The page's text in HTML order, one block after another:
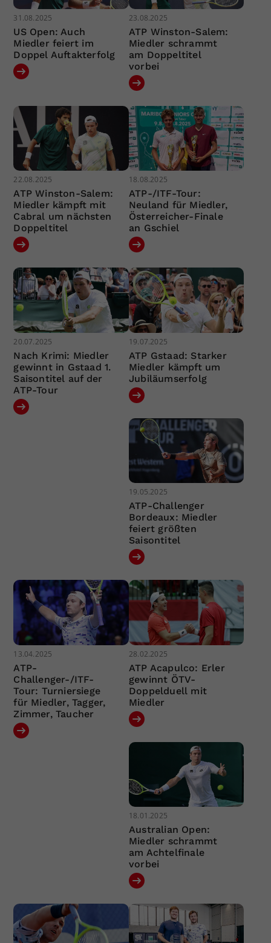
31.08.2025
US Open: Auch
Miedler feiert im
Doppel Auftakterfolg
23.08.2025
ATP Winston-Salem:
Miedler schrammt
am Doppeltitel
vorbei
22.08.2025
ATP Winston-Salem:
Miedler kämpft mit
Cabral um nächsten
Doppeltitel
18.08.2025
ATP-/ITF-Tour:
Neuland für Miedler,
Österreicher-Finale
an Gschiel
20.07.2025
Nach Krimi: Miedler
gewinnt in Gstaad 1.
Saisontitel auf der
ATP-Tour
19.07.2025
ATP Gstaad: Starker
Miedler kämpft um
Jubiläumserfolg
19.05.2025
ATP-Challenger
Bordeaux: Miedler
feiert größten
Saisontitel
13.04.2025
ATP-
Challenger-/ITF-
Tour: Turniersiege
für Miedler, Tagger,
Zimmer, Taucher
28.02.2025
ATP Acapulco: Erler
gewinnt ÖTV-
Doppelduell mit
Miedler
18.01.2025
Australian Open:
Miedler schrammt
am Achtelfinale
vorbei